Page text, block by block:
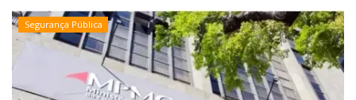
Segurança Pública